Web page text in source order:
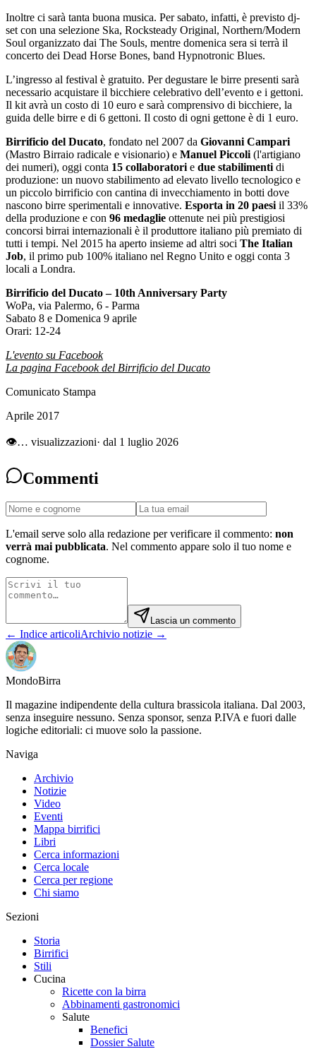
Inoltre ci sarà tanta buona musica. Per sabato, infatti, è previsto dj-
set con una selezione Ska, Rocksteady Original, Northern/Modern
Soul organizzato dai The Souls, mentre domenica sera si terrà il
concerto dei Dead Horse Bones, band Hypnotronic Blues.
L’ingresso al festival è gratuito. Per degustare le birre presenti sarà
necessario acquistare il bicchiere celebrativo dell’evento e i gettoni.
Il kit avrà un costo di 10 euro e sarà comprensivo di bicchiere, la
guida delle birre e di 6 gettoni. Il costo di ogni gettone è di 1 euro.
Birrificio del Ducato, fondato nel 2007 da Giovanni Campari
(Mastro Birraio radicale e visionario) e Manuel Piccoli (l'artigiano
dei numeri), oggi conta 15 collaboratori e due stabilimenti di
produzione: un nuovo stabilimento ad elevato livello tecnologico e
un piccolo birrificio con cantina di invecchiamento in botti dove
nascono birre sperimentali e innovative. Esporta in 20 paesi il 33%
della produzione e con 96 medaglie ottenute nei più prestigiosi
concorsi birrai internazionali è il produttore italiano più premiato di
tutti i tempi. Nel 2015 ha aperto insieme ad altri soci The Italian
Job, il primo pub 100% italiano nel Regno Unito e oggi conta 3
locali a Londra.
Birrificio del Ducato – 10th Anniversary Party
WoPa, via Palermo, 6 - Parma
Sabato 8 e Domenica 9 aprile
Orari: 12-24
L'evento su Facebook
La pagina Facebook del Birrificio del Ducato
Comunicato Stampa
Aprile 2017
👁… visualizzazioni· dal 1 luglio 2026
Commenti
L'email serve solo alla redazione per verificare il commento: non
verrà mai pubblicata. Nel commento appare solo il tuo nome e
cognome.
Lascia un commento
← Indice articoliArchivio notizie →
MondoBirra
Il magazine indipendente della cultura brassicola italiana. Dal 2003,
senza inseguire nessuno. Senza sponsor, senza P.IVA e fuori dalle
logiche editoriali: ci muove solo la passione.
Naviga
Archivio
Notizie
Video
Eventi
Mappa birrifici
Libri
Cerca informazioni
Cerca locale
Cerca per regione
Chi siamo
Sezioni
Storia
Birrifici
Stili
Cucina
Ricette con la birra
Abbinamenti gastronomici
Salute
Benefici
Dossier Salute